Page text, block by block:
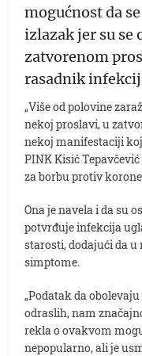
mogućnost da
izlazak jer su se
zatvorenom
rasadnik
„Više od polovine
nekoj proslavi, u
nekoj manifestaciji
PINK Kisić
za borbu protiv
Ona je navela i da su
potvrđuje infekcija
starosti, dodajući da
simptome.
„Podatak da
odraslih, nam
rekla o ovakvom
nepopularno, ali je